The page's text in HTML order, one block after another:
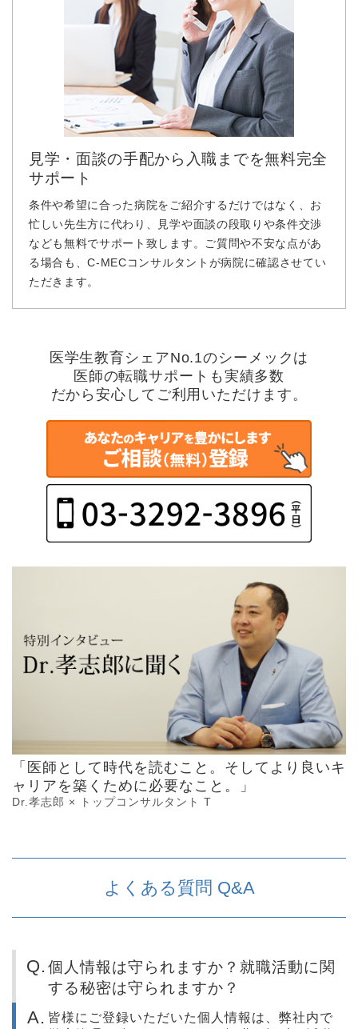
見学・面談の手配から入職までを無料完全
サポート
条件や希望に合った病院をご紹介するだけではなく、お
忙しい先生方に代わり、見学や面談の段取りや条件交渉
なども無料でサポート致します。ご質問や不安な点があ
る場合も、C-MECコンサルタントが病院に確認させてい
ただきます。
医学生教育シェアNo.1のシーメックは
医師の転職サポートも実績多数
だから安心してご利用いただけます。
「医師として時代を読むこと。そしてより良いキ
ャリアを築くために必要なこと。」
Dr.孝志郎 × トップコンサルタント T
よくある質問 Q&A
個人情報は守られますか？就職活動に関
する秘密は守られますか？
皆様にご登録いただいた個人情報は、弊社内で